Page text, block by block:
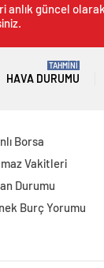
anlık güncel
HAVA DURUMU
TAHMİNİ
Borsa
Vakitleri
Durumu
Burç Yorumu